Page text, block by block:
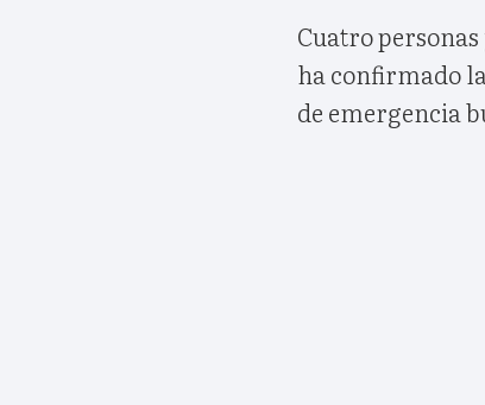
Cuatro
ha confirmado
de emergencia